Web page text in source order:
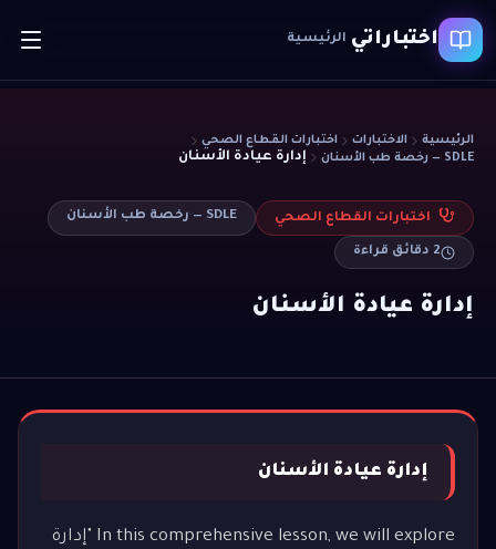
اختباراتي الرئيسية
الرئيسية الاختبارات
اختبارات القطاع الصحي
SDLE — رخصة طب الأسنان
إدارة عيادة الأسنان
اختبارات القطاع الصحي SDLE — رخصة طب الأسنان
2 دقائق قراءة
إدارة عيادة الأسنان
إدارة عيادة الأسنان
In this comprehensive lesson, we will explore "إدارة